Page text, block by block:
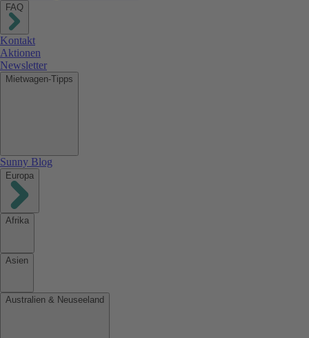
FAQ
Kontakt
Aktionen
Newsletter
Mietwagen-Tipps
Sunny Blog
Europa
Afrika
Asien
Australien & Neuseeland